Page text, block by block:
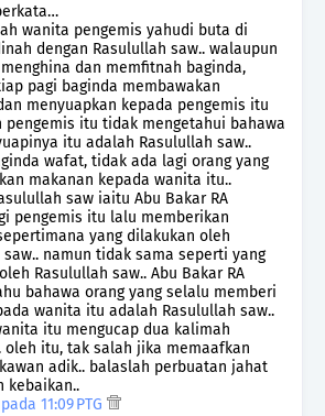
wanita pengemis yahudi buta di
dengan Rasulullah saw.. walaupun
dan memfitnah baginda,
pagi baginda membawakan
menyuapkan kepada pengemis itu
pengemis itu tidak mengetahui bahawa
itu adalah Rasulullah saw..
wafat, tidak ada lagi orang yang
makanan kepada wanita itu..
saw iaitu Abu Bakar RA
pengemis itu lalu memberikan
yang dilakukan oleh
saw.. namun tidak sama seperti yang
Rasulullah saw.. Abu Bakar RA
bahawa orang yang selalu memberi
wanita itu adalah Rasulullah saw..
itu mengucap dua kalimah
oleh itu, tak salah jika memaafkan
adik.. balaslah perbuatan jahat
kebaikan..
11:09 PTG